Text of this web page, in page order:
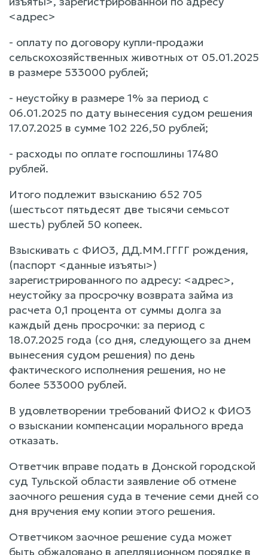
<адрес>
- оплату по договору купли-продажи
сельскохозяйственных животных от 05.01.2025
в размере 533000 рублей;
- неустойку в размере 1% за период с
06.01.2025 по дату вынесения судом решения
17.07.2025 в сумме 102 226,50 рублей;
- расходы по оплате госпошлины 17480
рублей.
Итого подлежит взысканию 652 705
(шестьсот пятьдесят две тысячи семьсот
шесть) рублей 50 копеек.
Взыскивать с ФИО3, ДД.ММ.ГГГГ рождения,
(паспорт <данные изъяты>)
зарегистрированного по адресу: <адрес>,
неустойку за просрочку возврата займа из
расчета 0,1 процента от суммы долга за
каждый день просрочки: за период с
18.07.2025 года (со дня, следующего за днем
вынесения судом решения) по день
фактического исполнения решения, но не
более 533000 рублей.
В удовлетворении требований ФИО2 к ФИО3
о взыскании компенсации морального вреда
отказать.
Ответчик вправе подать в Донской городской
суд Тульской области заявление об отмене
заочного решения суда в течение семи дней со
дня вручения ему копии этого решения.
Ответчиком заочное решение суда может
быть обжаловано в апелляционном порядке в